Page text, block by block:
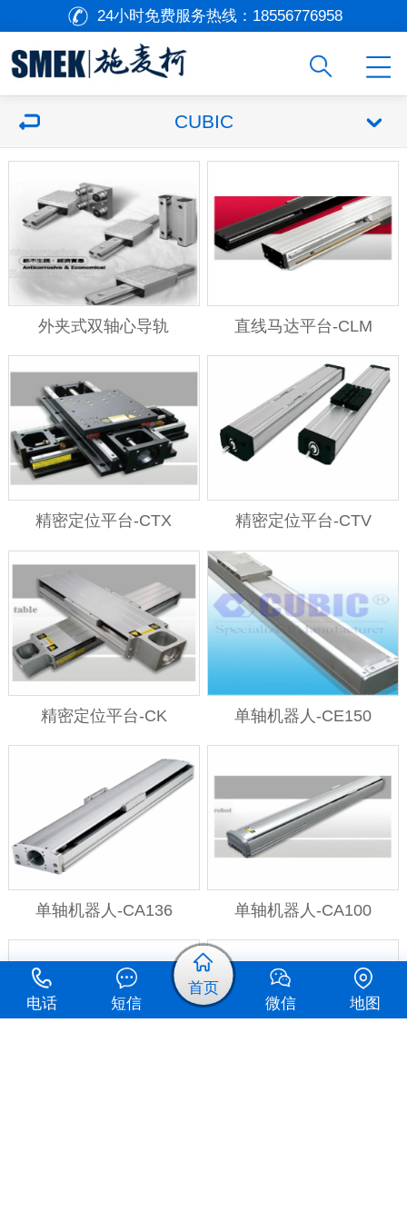
24小时免费服务热线： 18556776958
CUBIC
外夹式双轴心导轨 直线马达平台-CLM
精密定位平台-CTX 精密定位平台-CTV
精密定位平台-CK 单轴机器人-CE150
单轴机器人-CA136 单轴机器人-CA100
电话 短信
首页
微信
地图